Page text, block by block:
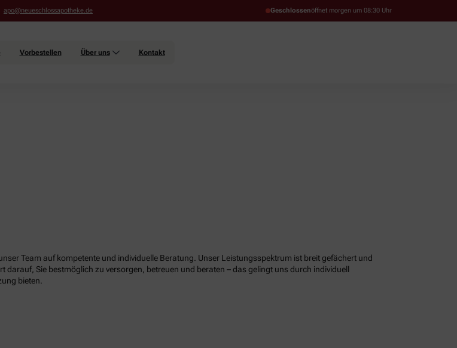
apo@neueschlossapotheke.de Geschlossenöffnet morgen um 08:30 Uhr
Vorbestellen Über uns Kontakt
Team auf kompetente und individuelle Beratung. Unser Leistungsspektrum ist breit gefächert und
Sie bestmöglich zu versorgen, betreuen und beraten – das gelingt uns durch individuell
bieten.